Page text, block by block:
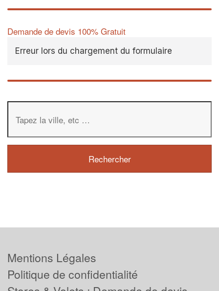
Demande de devis 100% Gratuit
Erreur lors du chargement du formulaire
Mentions Légales
Politique de confidentialité